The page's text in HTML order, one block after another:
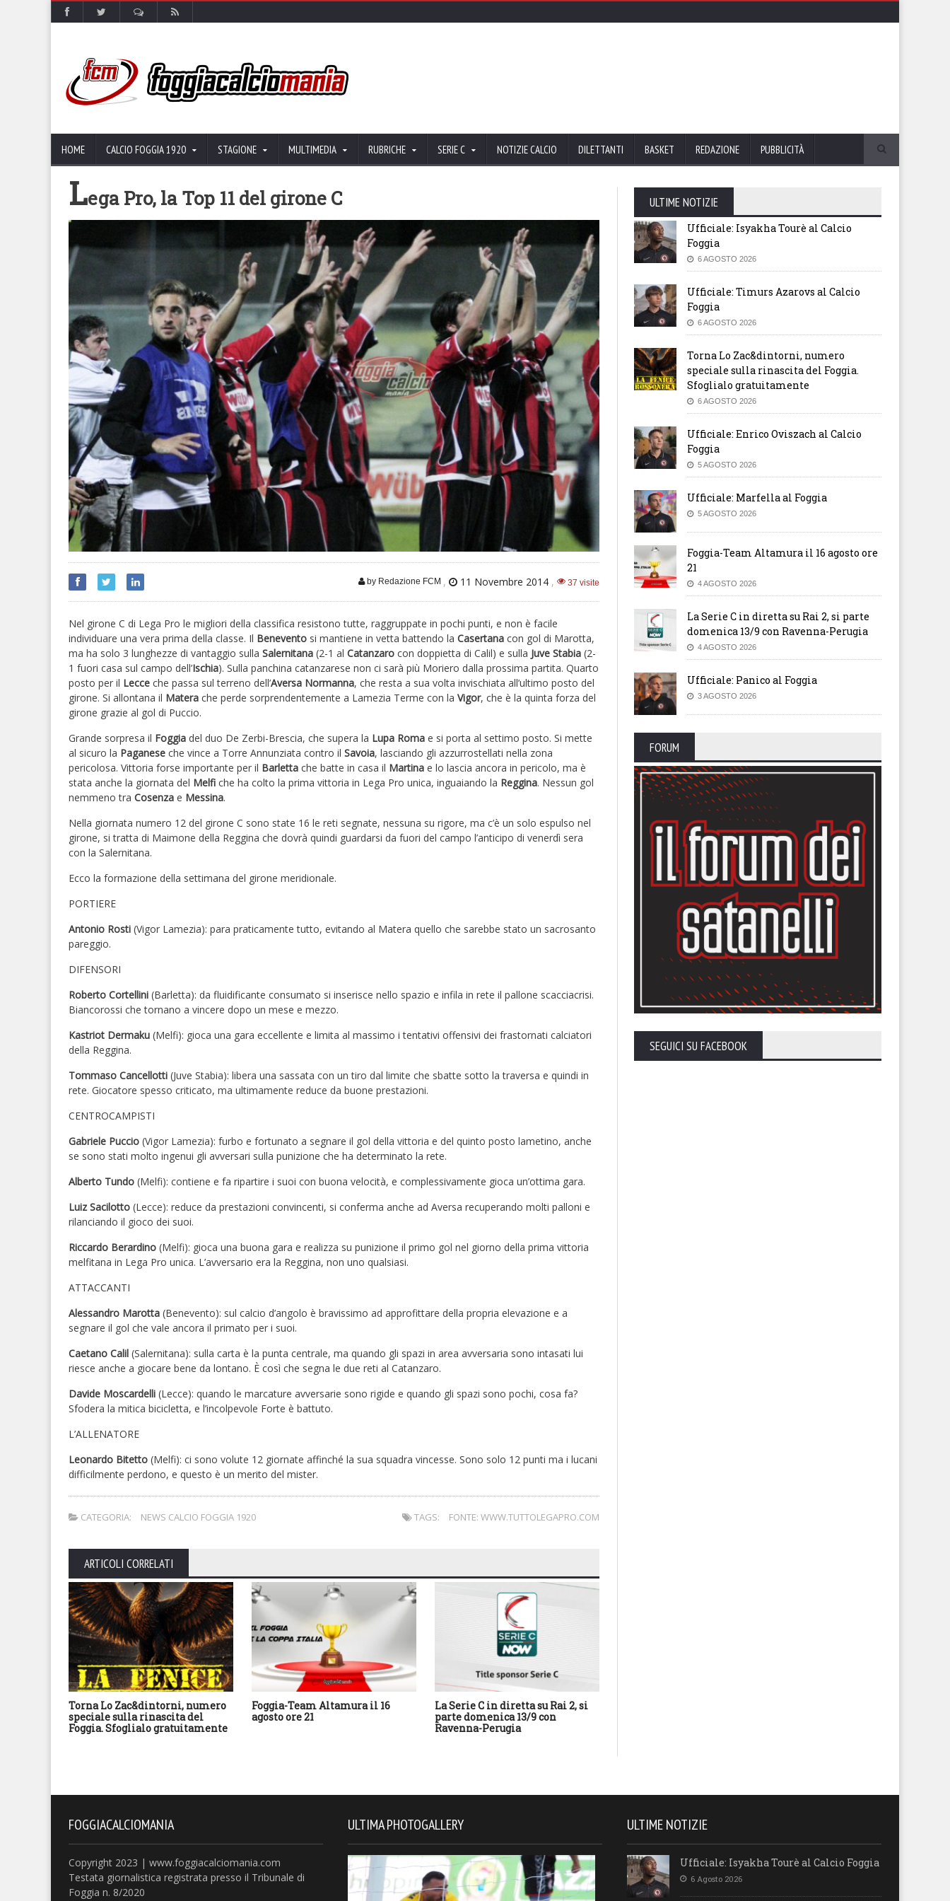
HOME CALCIO FOGGIA 1920 STAGIONE MULTIMEDIA RUBRICHE SERIE C NOTIZIE CALCIO DILETTANTI BASKET REDAZIONE PUBBLICITÀ
Lega Pro, la Top 11 del girone C
by Redazione FCM , 11 Novembre 2014 , 37 visite
Nel girone C di Lega Pro le migliori della classifica resistono tutte, raggruppate in pochi punti, e non è facile
individuare una vera prima della classe. Il Benevento si mantiene in vetta battendo la Casertana con gol di Marotta,
ma ha solo 3 lunghezze di vantaggio sulla Salernitana (2-1 al Catanzaro con doppietta di Calil) e sulla Juve Stabia (2-
1 fuori casa sul campo dell’Ischia). Sulla panchina catanzarese non ci sarà più Moriero dalla prossima partita. Quarto
posto per il Lecce che passa sul terreno dell’Aversa Normanna, che resta a sua volta invischiata all’ultimo posto del
girone. Si allontana il Matera che perde sorprendentemente a Lamezia Terme con la Vigor, che è la quinta forza del
girone grazie al gol di Puccio.
Grande sorpresa il Foggia del duo De Zerbi-Brescia, che supera la Lupa Roma e si porta al settimo posto. Si mette
al sicuro la Paganese che vince a Torre Annunziata contro il Savoia, lasciando gli azzurrostellati nella zona
pericolosa. Vittoria forse importante per il Barletta che batte in casa il Martina e lo lascia ancora in pericolo, ma è
stata anche la giornata del Melfi che ha colto la prima vittoria in Lega Pro unica, inguaiando la Reggina. Nessun gol
nemmeno tra Cosenza e Messina.
Nella giornata numero 12 del girone C sono state 16 le reti segnate, nessuna su rigore, ma c’è un solo espulso nel
girone, si tratta di Maimone della Reggina che dovrà quindi guardarsi da fuori del campo l’anticipo di venerdì sera
con la Salernitana.
Ecco la formazione della settimana del girone meridionale.
PORTIERE
Antonio Rosti (Vigor Lamezia): para praticamente tutto, evitando al Matera quello che sarebbe stato un sacrosanto
pareggio.
DIFENSORI
Roberto Cortellini (Barletta): da fluidificante consumato si inserisce nello spazio e infila in rete il pallone scacciacrisi.
Biancorossi che tornano a vincere dopo un mese e mezzo.
Kastriot Dermaku (Melfi): gioca una gara eccellente e limita al massimo i tentativi offensivi dei frastornati calciatori
della Reggina.
Tommaso Cancellotti (Juve Stabia): libera una sassata con un tiro dal limite che sbatte sotto la traversa e quindi in
rete. Giocatore spesso criticato, ma ultimamente reduce da buone prestazioni.
CENTROCAMPISTI
Gabriele Puccio (Vigor Lamezia): furbo e fortunato a segnare il gol della vittoria e del quinto posto lametino, anche
se sono stati molto ingenui gli avversari sulla punizione che ha determinato la rete.
Alberto Tundo (Melfi): contiene e fa ripartire i suoi con buona velocità, e complessivamente gioca un’ottima gara.
Luiz Sacilotto (Lecce): reduce da prestazioni convincenti, si conferma anche ad Aversa recuperando molti palloni e
rilanciando il gioco dei suoi.
Riccardo Berardino (Melfi): gioca una buona gara e realizza su punizione il primo gol nel giorno della prima vittoria
melfitana in Lega Pro unica. L’avversario era la Reggina, non uno qualsiasi.
ATTACCANTI
Alessandro Marotta (Benevento): sul calcio d’angolo è bravissimo ad approfittare della propria elevazione e a
segnare il gol che vale ancora il primato per i suoi.
Caetano Calil (Salernitana): sulla carta è la punta centrale, ma quando gli spazi in area avversaria sono intasati lui
riesce anche a giocare bene da lontano. È così che segna le due reti al Catanzaro.
Davide Moscardelli (Lecce): quando le marcature avversarie sono rigide e quando gli spazi sono pochi, cosa fa?
Sfodera la mitica bicicletta, e l’incolpevole Forte è battuto.
L’ALLENATORE
Leonardo Bitetto (Melfi): ci sono volute 12 giornate affinché la sua squadra vincesse. Sono solo 12 punti ma i lucani
difficilmente perdono, e questo è un merito del mister.
CATEGORIA: NEWS CALCIO FOGGIA 1920 TAGS: FONTE: WWW.TUTTOLEGAPRO.COM
ARTICOLI CORRELATI
Torna Lo Zac&dintorni, numero
speciale sulla rinascita del
Foggia. Sfoglialo gratuitamente
Foggia-Team Altamura il 16
agosto ore 21
La Serie C in diretta su Rai 2, si
parte domenica 13/9 con
Ravenna-Perugia
ULTIME NOTIZIE
Ufficiale: Isyakha Tourè al Calcio
Foggia
6 AGOSTO 2026
Ufficiale: Timurs Azarovs al Calcio
Foggia
6 AGOSTO 2026
Torna Lo Zac&dintorni, numero
speciale sulla rinascita del Foggia.
Sfoglialo gratuitamente
6 AGOSTO 2026
Ufficiale: Enrico Oviszach al Calcio
Foggia
5 AGOSTO 2026
Ufficiale: Marfella al Foggia
5 AGOSTO 2026
Foggia-Team Altamura il 16 agosto ore
21
4 AGOSTO 2026
La Serie C in diretta su Rai 2, si parte
domenica 13/9 con Ravenna-Perugia
4 AGOSTO 2026
Ufficiale: Panico al Foggia
3 AGOSTO 2026
FORUM
SEGUICI SU FACEBOOK
FOGGIACALCIOMANIA
Copyright 2023 | www.foggiacalciomania.com
Testata giornalistica registrata presso il Tribunale di
Foggia n. 8/2020
ULTIMA PHOTOGALLERY ULTIME NOTIZIE
Ufficiale: Isyakha Tourè al Calcio Foggia
6 Agosto 2026